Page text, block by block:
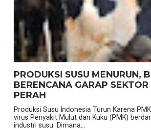
PRODUKSI SUSU MENURUN,
BERENCANA GARAP SEKTOR
PERAH
Produksi Susu Indonesia Turun Karena
virus Penyakit Mulut dan Kuku (PMK)
industri susu. Dimana...